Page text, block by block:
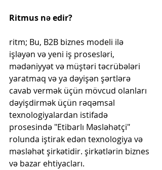
Ritmus nə edir?
ritm; Bu, B2B biznes modeli ilə
işləyən və yeni iş prosesləri,
mədəniyyət və müştəri təcrübələri
yaratmaq və ya dəyişən şərtlərə
cavab vermək üçün mövcud olanları
dəyişdirmək üçün rəqəmsal
texnologiyalardan istifadə
prosesində "Etibarlı Məsləhətçi"
rolunda iştirak edən texnologiya və
məsləhət şirkətidir. şirkətlərin biznes
və bazar ehtiyacları.